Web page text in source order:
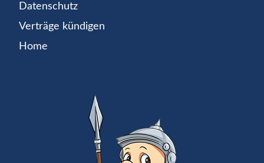
Datenschutz
Verträge kündigen
Home